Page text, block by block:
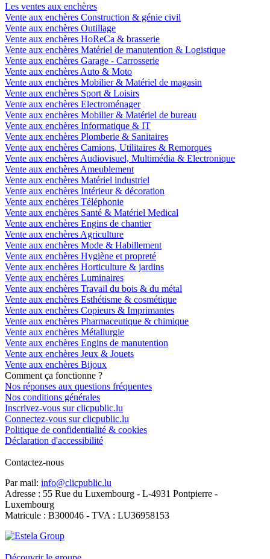
Les ventes aux enchères
Vente aux enchères Construction & génie civil
Vente aux enchères Outillage
Vente aux enchères HoReCa & brasserie
Vente aux enchères Matériel de manutention & Logistique
Vente aux enchères Garage - Carrosserie
Vente aux enchères Auto & Moto
Vente aux enchères Mobilier & Matériel de magasin
Vente aux enchères Sport & Loisirs
Vente aux enchères Electroménager
Vente aux enchères Mobilier & Matériel de bureau
Vente aux enchères Informatique & IT
Vente aux enchères Plomberie & Sanitaires
Vente aux enchères Camions, Utilitaires & Remorques
Vente aux enchères Audiovisuel, Multimédia & Electronique
Vente aux enchères Ameublement
Vente aux enchères Matériel industriel
Vente aux enchères Intérieur & décoration
Vente aux enchères Téléphonie
Vente aux enchères Santé & Matériel Medical
Vente aux enchères Engins de chantier
Vente aux enchères Agriculture
Vente aux enchères Mode & Habillement
Vente aux enchères Hygiène et propreté
Vente aux enchères Horticulture & jardins
Vente aux enchères Luminaires
Vente aux enchères Travail du bois & du métal
Vente aux enchères Esthétisme & cosmétique
Vente aux enchères Copieurs & Imprimantes
Vente aux enchères Pharmaceutique & chimique
Vente aux enchères Métallurgie
Vente aux enchères Engins de manutention
Vente aux enchères Jeux & Jouets
Vente aux enchères Bijoux
Comment ça fonctionne ?
Nos réponses aux questions fréquentes
Nos conditions générales
Inscrivez-vous sur clicpublic.lu
Connectez-vous sur clicpublic.lu
Politique de confidentialité & cookies
Déclaration d'accessibilité
Contactez-nous
Par mail: info@clicpublic.lu
Adresse : 55 Rue du Luxembourg - L-4931 Pontpierre -
Luxembourg
Matricule : B300046 - TVA : LU36958153